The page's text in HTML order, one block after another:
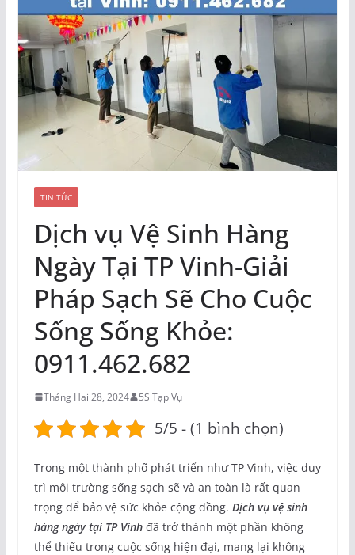
TIN TỨC
Dịch vụ Vệ Sinh Hàng
Ngày Tại TP Vinh-Giải
Pháp Sạch Sẽ Cho Cuộc
Sống Sống Khỏe:
0911.462.682
Tháng Hai 28, 2024 5S Tạp Vụ
5/5 - (1 bình chọn)
Trong một thành phố phát triển như TP Vinh, việc duy
trì môi trường sống sạch sẽ và an toàn là rất quan
trọng để bảo vệ sức khỏe cộng đồng. Dịch vụ vệ sinh
hàng ngày tại TP Vinhđã trở thành một phần không
thể thiếu trong cuộc sống hiện đại, mang lại không